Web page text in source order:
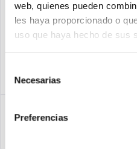
web, quienes pueden
les haya proporcionado o
uso que haya hecho de sus
Necesarias
Preferencias
00D2589 | Die innovative